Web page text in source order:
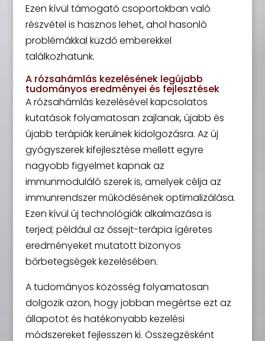
Ezen kívül támogató csoportokban való
részvétel is hasznos lehet, ahol hasonló
problémákkal küzdő emberekkel
találkozhatunk.
A rózsahámlás kezelésének legújabb
tudományos eredményei és fejlesztések
A rózsahámlás kezelésével kapcsolatos
kutatások folyamatosan zajlanak, újabb és
újabb terápiák kerülnek kidolgozásra. Az új
gyógyszerek kifejlesztése mellett egyre
nagyobb figyelmet kapnak az
immunmoduláló szerek is, amelyek célja az
immunrendszer működésének optimalizálása.
Ezen kívül új technológiák alkalmazása is
terjed; például az őssejt-terápia ígéretes
eredményeket mutatott bizonyos
bőrbetegségek kezelésében.
A tudományos közösség folyamatosan
dolgozik azon, hogy jobban megértse ezt az
állapotot és hatékonyabb kezelési
módszereket fejlesszen ki. Összegzésként